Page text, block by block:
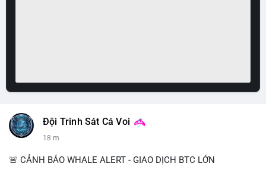
Đội Trinh Sát Cá Voi
18 m
🚨 CẢNH BÁO WHALE ALERT - GIAO DỊCH BTC LỚN